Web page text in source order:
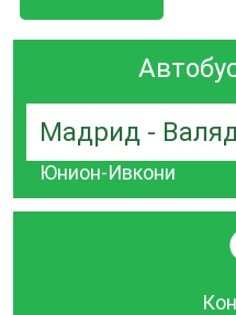
Мадрид -
Юнион-Ивкони
}